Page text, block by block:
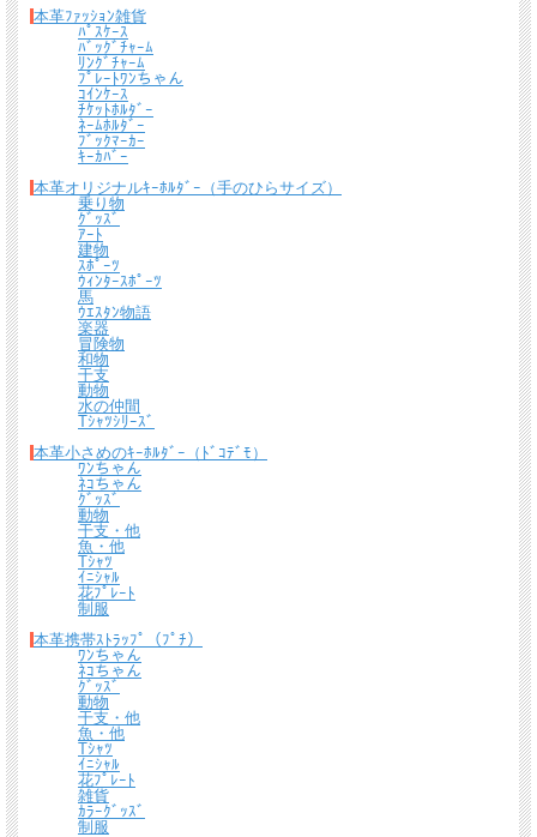
メール便（全商品対象・定形外郵便ほか）全国一律300円
込）以上でメール便送料無料
詳しくはこちらから
熟練したスタッフが丁寧に梱包いたします。
*梱包の例
本革ﾌｧｯｼｮﾝ雑貨
ﾊﾟｽｹｰｽ
ﾊﾞｯｸﾞﾁｬｰﾑ
ﾘﾝｸﾞﾁｬｰﾑ
ﾌﾟﾚｰﾄﾜﾝちゃん
ｺｲﾝｹｰｽ
ﾁｹｯﾄﾎﾙﾀﾞｰ
ﾈｰﾑﾎﾙﾀﾞｰ
ﾌﾞｯｸﾏｰｶｰ
ｷｰｶﾊﾞｰ
本革オリジナルｷｰﾎﾙﾀﾞｰ（手のひらサイズ）
乗り物
ｸﾞｯｽﾞ
ｱｰﾄ
建物
ｽﾎﾟｰﾂ
ｳｨﾝﾀｰｽﾎﾟｰﾂ
馬
ｳｴｽﾀﾝ物語
楽器
冒険物
和物
干支
動物
水の仲間
Tｼｬﾂｼﾘｰｽﾞ
本革小さめのｷｰﾎﾙﾀﾞｰ（ﾄﾞｺﾃﾞﾓ）
ﾜﾝちゃん
ﾈｺちゃん
ｸﾞｯｽﾞ
動物
干支・他
魚・他
Tｼｬﾂ
ｲﾆｼｬﾙ
花ﾌﾟﾚｰﾄ
制服
本革携帯ｽﾄﾗｯﾌﾟ（ﾌﾟﾁ）
ﾜﾝちゃん
ﾈｺちゃん
ｸﾞｯｽﾞ
動物
干支・他
魚・他
Tｼｬﾂ
ｲﾆｼｬﾙ
花ﾌﾟﾚｰﾄ
雑貨
ｶﾗｰｸﾞｯｽﾞ
制服